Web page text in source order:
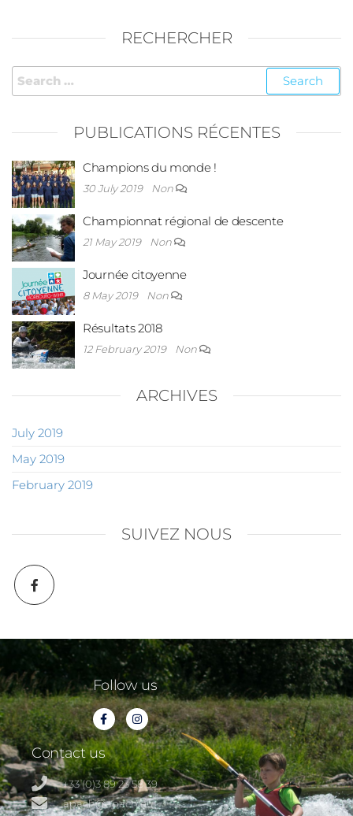
RECHERCHER
PUBLICATIONS RÉCENTES
Champions du monde !
30 July 2019 Non
Championnat régional de descente
21 May 2019 Non
Journée citoyenne
8 May 2019 Non
Résultats 2018
12 February 2019 Non
ARCHIVES
July 2019
May 2019
February 2019
SUIVEZ NOUS
Follow us
Contact us
+33 (0)3 89 23 58 39
apach@apach.eu